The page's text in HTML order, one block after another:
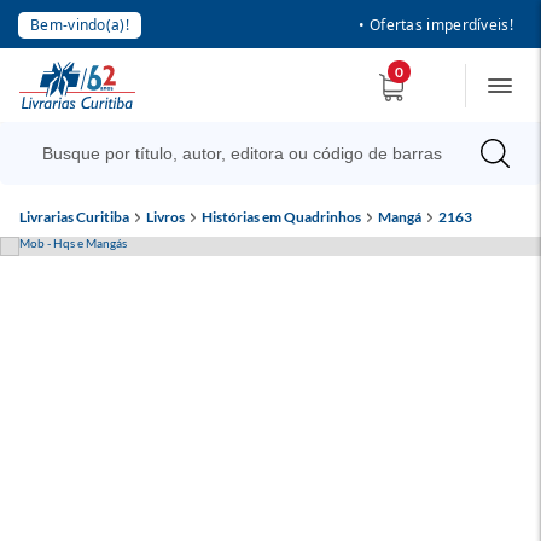
Bem-vindo(a)! • Ofertas imperdíveis!
0
Livrarias Curitiba Livros Histórias em Quadrinhos Mangá 2163